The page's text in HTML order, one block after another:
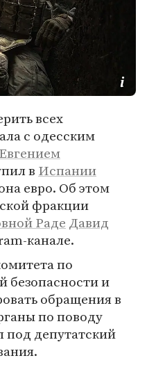
всех
с одесским
Евгением
в Испании
евро. Об этом
фракции
Раде Давид
канале.
по
безопасности и
обращения в
по поводу
под депутатский